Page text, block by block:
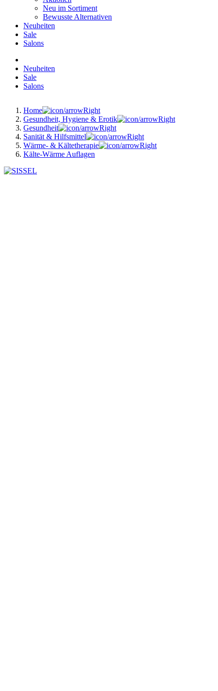
Neu im Sortiment
Bewusste Alternativen
Neuheiten
Sale
Salons
Neuheiten
Sale
Salons
Home
Gesundheit, Hygiene & Erotik
Gesundheit
Sanität & Hilfsmittel
Wärme- & Kältetherapie
Kälte-Wärme Auflagen